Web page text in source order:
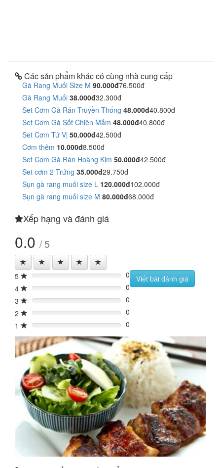
Các sản phẩm khác có cùng nhà cung cấp
Gà Rang Muối Size M 90.000đ76.500đ
Gà Rang Muối 38.000đ32.300đ
Set Cơm Gà Rán Truyền Thống 48.000đ40.800đ
Set Cơm Gà Sốt Chiên Mắm 48.000đ40.800đ
Set Cơm Tứ Vị 50.000đ42.500đ
Cơm thêm 10.000đ8.500đ
Set Cơm Gà Rán Hoàng Kim 50.000đ42.500đ
Set cơm 2 Trứng 35.000đ29.750đ
Sụn gà rang muối size L 120.000đ102.000đ
Sụn gà rang muối size M 80.000đ68.000đ
Xếp hạng và đánh giá
0.0 / 5
5 0%
0
4
0%
0
3
0%
0
2
0%
0
1
0% 0
Viết bài đánh giá